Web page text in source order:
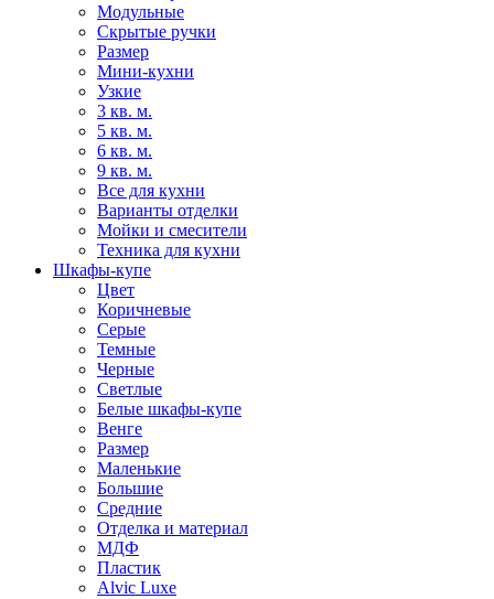
Модульные
Скрытые ручки
Размер
Мини-кухни
Узкие
3 кв. м.
5 кв. м.
6 кв. м.
9 кв. м.
Все для кухни
Варианты отделки
Мойки и смесители
Техника для кухни
Шкафы-купе
Цвет
Коричневые
Серые
Темные
Черные
Светлые
Белые шкафы-купе
Венге
Размер
Маленькие
Большие
Средние
Отделка и материал
МДФ
Пластик
Alvic Luxe